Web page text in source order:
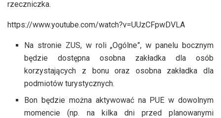
rzeczniczka.
https://www.youtube.com/watch?v=UUzCFpwDVLA
Na stronie ZUS, w roli „Ogólne”, w panelu bocznym
będzie dostępna osobna zakładka dla osób
korzystających z bonu oraz osobna zakładka dla
podmiotów turystycznych.
Bon będzie można aktywować na PUE w dowolnym
momencie (np. na kilka dni przed planowanymi